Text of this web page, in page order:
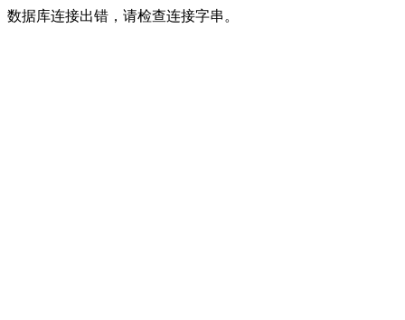
数据库连接出错，请检查连接字串。